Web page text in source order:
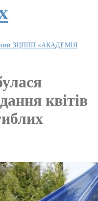
ЗЦППП «АКАДЕМІЯ
квітів